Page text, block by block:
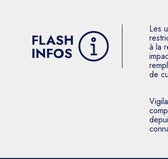
FLASH
INFOS
Les
à la
de